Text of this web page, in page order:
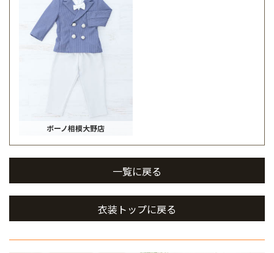
ボーノ相模大野店
一覧に戻る
衣装トップに戻る